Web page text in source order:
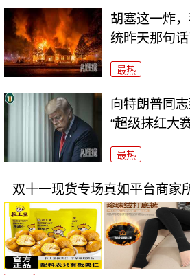
胡塞这一炸
统昨天那句话
最热
向特朗普同
“超级抹红大
最热
双十一现货专场真如平台商家